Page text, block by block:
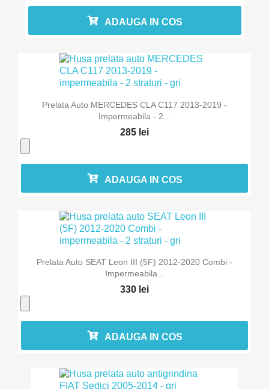
ADAUGA IN COS
Prelata Auto MERCEDES CLA C117 2013-2019 -
Impermeabila - 2...
285 lei
ADAUGA IN COS
Prelata Auto SEAT Leon III (5F) 2012-2020 Combi -
Impermeabila...
330 lei
ADAUGA IN COS